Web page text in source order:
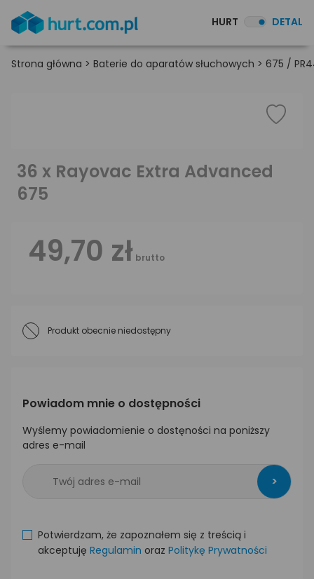
HURT DETAL
Strona główna > Baterie do aparatów słuchowych > 675 /
36 x Rayovac Extra Advanced
675
49,70 zł brutto
Produkt obecnie niedostępny
Powiadom mnie o dostępności
Wyślemy powiadomienie o dostęności na poniższy
adres e-mail
>
Potwierdzam, że zapoznałem się z treścią i
akceptuję Regulamin oraz Politykę Prywatności